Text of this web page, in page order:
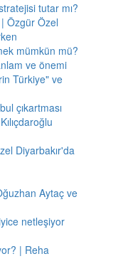
tutar mı?
| Özgür Özel
mümkün mü?
ve önemi
Türkiye" ve
çıkartması
Diyarbakır'da
Aytaç ve
netleşiyor
| Reha